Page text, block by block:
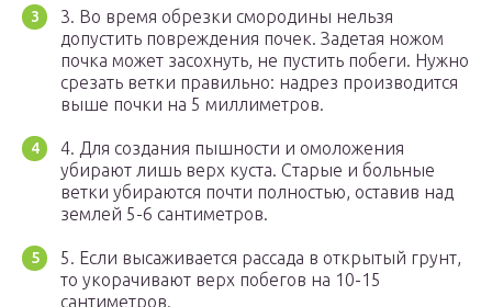
3. Во время обрезки смородины нельзя
допустить повреждения почек. Задетая ножом
почка может засохнуть, не пустить побеги. Нужно
срезать ветки правильно: надрез производится
выше почки на 5 миллиметров.
4. Для создания пышности и омоложения
убирают лишь верх куста. Старые и больные
ветки убираются почти полностью, оставив над
землей 5-6 сантиметров.
5. Если высаживается рассада в открытый грунт,
то укорачивают верх побегов на 10-15
сантиметров.